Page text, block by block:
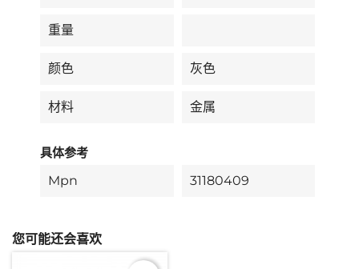
重量
颜色 灰色
材料 金属
具体参考
Mpn 31180409
您可能还会喜欢